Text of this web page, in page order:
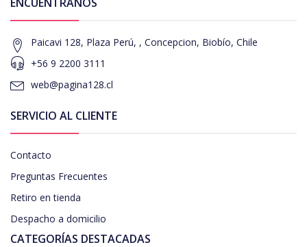
Paicavi 128, Plaza Perú, , Concepcion, Biobío, Chile
+56 9 2200 3111
web@pagina128.cl
SERVICIO AL CLIENTE
Contacto
Preguntas Frecuentes
Retiro en tienda
Despacho a domicilio
CATEGORÍAS DESTACADAS